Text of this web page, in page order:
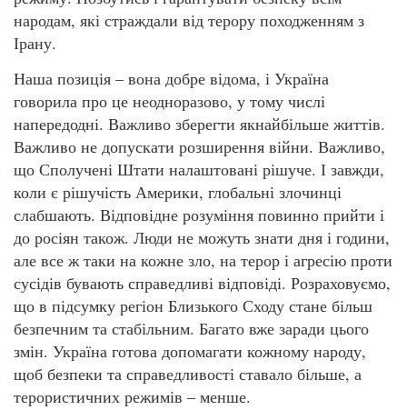
народам, які страждали від терору походженням з
Ірану.
Наша позиція – вона добре відома, і Україна
говорила про це неодноразово, у тому числі
напередодні. Важливо зберегти якнайбільше життів.
Важливо не допускати розширення війни. Важливо,
що Сполучені Штати налаштовані рішуче. І завжди,
коли є рішучість Америки, глобальні злочинці
слабшають. Відповідне розуміння повинно прийти і
до росіян також. Люди не можуть знати дня і години,
але все ж таки на кожне зло, на терор і агресію проти
сусідів бувають справедливі відповіді. Розраховуємо,
що в підсумку регіон Близького Сходу стане більш
безпечним та стабільним. Багато вже заради цього
змін. Україна готова допомагати кожному народу,
щоб безпеки та справедливості ставало більше, а
терористичних режимів – менше.